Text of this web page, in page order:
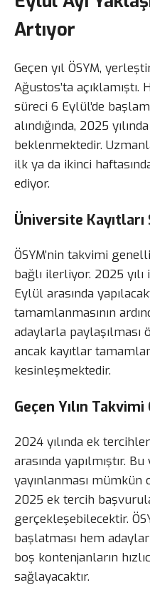
Artıyor
Geçen yıl ÖSYM,
Ağustos’ta açıklamıştı.
süreci 6 Eylül’de
alındığında, 2025
beklenmektedir.
ilk ya da ikinci
ediyor.
Üniversite
ÖSYM’nin takvimi
bağlı ilerliyor. 2025
Eylül arasında
tamamlanmasının
adaylarla paylaşılması
ancak kayıtlar
kesinleşmektedir.
Geçen Yılın
2024 yılında ek
arasında yapılmıştır.
yayınlanması mümkün
2025 ek tercih
gerçekleşebilecektir.
başlatması hem
boş kontenjanların
sağlayacaktır.